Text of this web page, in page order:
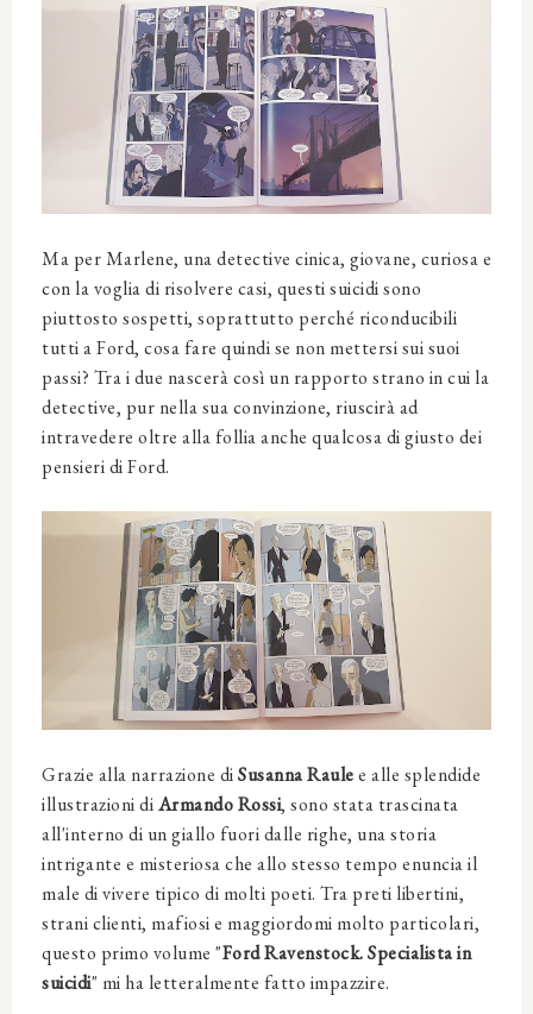
Ma per Marlene, una detective cinica, giovane, curiosa e
con la voglia di risolvere casi, questi suicidi sono
piuttosto sospetti, soprattutto perché riconducibili
tutti a Ford, cosa fare quindi se non mettersi sui suoi
passi? Tra i due nascerà così un rapporto strano in cui la
detective, pur nella sua convinzione, riuscirà ad
intravedere oltre alla follia anche qualcosa di giusto dei
pensieri di Ford.
Grazie alla narrazione diSusanna Raulee alle splendide
illustrazioni diArmando Rossi, sono stata trascinata
all'interno di un giallo fuori dalle righe, una storia
intrigante e misteriosa che allo stesso tempo enuncia il
male di vivere tipico di molti poeti. Tra preti libertini,
strani clienti, mafiosi e maggiordomi molto particolari,
questo primo volume "Ford Ravenstock. Specialista in
suicidi" mi ha letteralmente fatto impazzire.